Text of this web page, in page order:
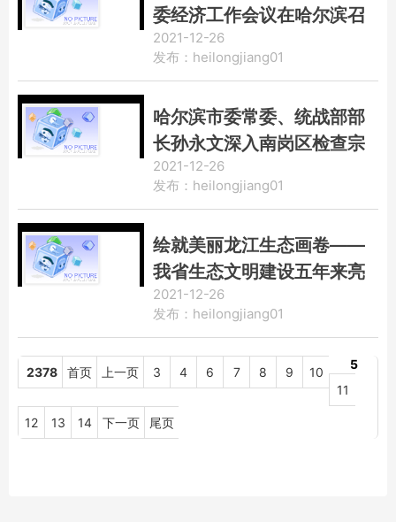
委经济工作会议在哈尔滨召
开
2021-12-26
发布：heilongjiang01
哈尔滨市委常委、统战部部
长孙永文深入南岗区检查宗
教场所疫情防控工作并慰问
宗教界代表人士
2021-12-26
发布：heilongjiang01
绘就美丽龙江生态画卷——
我省生态文明建设五年来亮
点纷呈
2021-12-26
发布：heilongjiang01
2378 首页 上一页 3 4
5
6 7 8 9
10
11
12 13 14 下一页 尾页